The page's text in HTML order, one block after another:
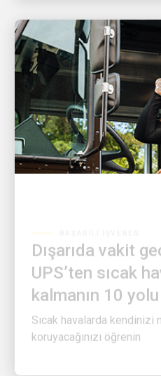
UPS’ten sıcak
kalmanın 10 yolu
Sıcak havalarda kendinizi
koruyacağınızı öğrenin